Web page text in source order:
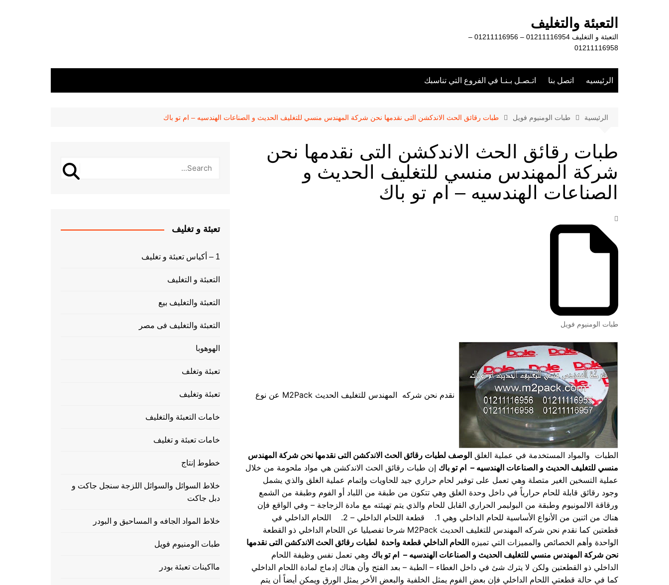
التعبئة والتغليف
التعبئة و التغليف 01211116954 – 01211116956 –
01211116958
الرئيسيه اتصل بنا اتـصـل بـنـا في الفروع التي تناسبك
الرئيسية طبات الومنيوم فويل طبات رقائق الحث الاندكشن التى نقدمها نحن شركة المهندس منسي للتغليف الحديث و الصناعات الهندسيه – ام تو باك
طبات رقائق الحث الاندكشن التى نقدمها نحن
شركة المهندس منسي للتغليف الحديث و
الصناعات الهندسيه – ام تو باك
طبات الومنيوم فويل
نقدم نحن شركه المهندس للتغليف الحديث M2Pack عن نوع
الطبات والمواد المستخدمة في عملية الغلق الوصف لطبات رقائق الحث الاندكشن التى نقدمها نحن شركة المهندس
منسي للتغليف الحديث و الصناعات الهندسيه – ام تو باك إن طبات رقائق الحث الاندكشن هي مواد ملحومة من خلال
عملية التسخين الغير متصلة وهي تعمل على توفير لحام حراري جيد للحاويات وإتمام عملية الغلق والذي يشمل
وجود رقائق قابلة للحام حرارياً في داخل وحدة الغلق وهي تتكون من طبقة من اللباد أو الفوم وطبقة من الشمع
ورقاقة الالمونيوم وطبقة من البوليمر الحراري القابل للحام والذي يتم تهيئته مع مادة الزجاجة – وفي الواقع فإن
هناك من اثنين من الأنواع الأساسية للحام الداخلي وهي 1. قطعة اللحام الداخلي – 2. اللحام الداخلي في
قطعتين كما نقدم نحن شركه المهندس للتغليف الحديث M2Pack شرحا تفصيليا عن اللحام الداخلي ذو القطعة
الواحدة وأهم الخصائص والمميزات التي تميزه اللحام الداخلي قطعة واحدة لطبات رقائق الحث الاندكشن التى نقدمها
نحن شركة المهندس منسي للتغليف الحديث و الصناعات الهندسيه – ام تو باك وهي تعمل نفس وظيفة اللحام
الداخلي ذو القطعتين ولكن لا يترك شئ في داخل الغطاء – الطبة – بعد الفتح وأن هناك إدماج لمادة اللحام الداخلي
كما في حالة قطعتي اللحام الداخلي فإن بعض الفوم يمثل الخلفية والبعض الأخر يمثل الورق ويمكن أيضاً أن يتم
تعبئة و تغليف
1 – أكياس تعبئة و تغليف
التعبئة و التغليف
التعبئة والتغليف بيع
التعبئة والتغليف فى مصر
الهوهوبا
تعبئة وتغلف
تعبئة وتغليف
خامات التعبئة والتغليف
خامات تعبئة و تغليف
خطوط إنتاج
خلاط السوائل والسوائل اللزجة سنجل جاكت و
دبل جاكت
خلاط المواد الجافه و المساحيق و البودر
طبات الومنيوم فويل
مااكينات تعبئة بودر